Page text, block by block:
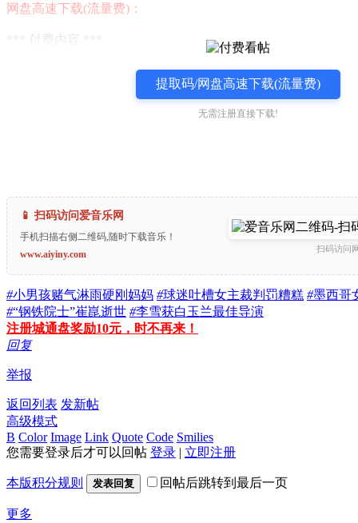
网盘高速下载(流量费)：
*** 付费内容 ***
提取码/网盘高速下载(流量费)
无需注册直接下载!
📱 扫码访问爱音乐网
手机扫描右侧二维码,随时下载音乐！
www.aiyiny.com
扫码访问
#小男孩赌气淋雨硬刚妈妈 #球迷吐槽女主裁判罚糟糕 #墨西哥
#“钢铁院士”崔崑逝世 #李雪获白玉兰最佳导演
注册城通盘奖励10元，时不再来！
回复
举报
返回列表 发新帖
高级模式
B Color Image Link Quote Code Smilies
您需要登录后才可以回帖 登录 | 立即注册
本版积分规则 发表回复 回帖后跳转到最后一页
更多